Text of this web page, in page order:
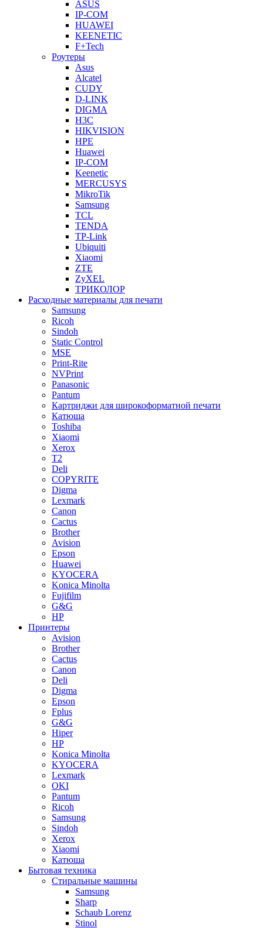
ASUS
IP-COM
HUAWEI
KEENETIC
F+Tech
Роутеры
Asus
Alcatel
CUDY
D-LINK
DIGMA
H3C
HIKVISION
HPE
Huawei
IP-COM
Keenetic
MERCUSYS
MikroTik
Samsung
TCL
TENDA
TP-Link
Ubiquiti
Xiaomi
ZTE
ZyXEL
ТРИКОЛОР
Расходные материалы для печати
Samsung
Ricoh
Sindoh
Static Control
MSE
Print-Rite
NVPrint
Panasonic
Pantum
Картриджи для широкоформатной печати
Катюша
Toshiba
Xiaomi
Xerox
T2
Deli
COPYRITE
Digma
Lexmark
Canon
Cactus
Brother
Avision
Epson
Huawei
KYOCERA
Konica Minolta
Fujifilm
G&G
HP
Принтеры
Avision
Brother
Cactus
Canon
Deli
Digma
Epson
Fplus
G&G
Hiper
HP
Konica Minolta
KYOCERA
Lexmark
OKI
Pantum
Ricoh
Samsung
Sindoh
Xerox
Xiaomi
Катюша
Бытовая техника
Стиральные машины
Samsung
Sharp
Schaub Lorenz
Stinol